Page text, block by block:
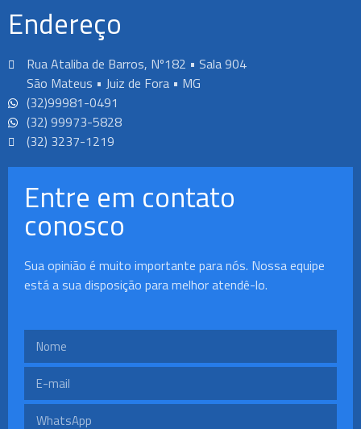
Endereço
Rua Ataliba de Barros, Nº182 • Sala 904
São Mateus • Juiz de Fora • MG
(32)99981-0491
(32) 99973-5828
(32) 3237-1219
Entre em contato
conosco
Sua opinião é muito importante para nós. Nossa equipe
está a sua disposição para melhor atendê-lo.